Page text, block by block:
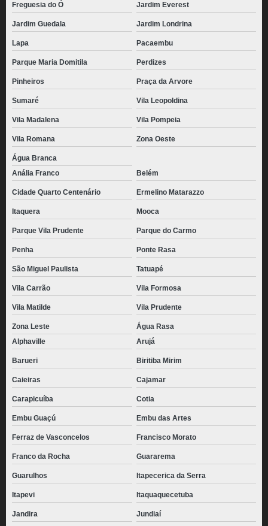
Freguesia do Ó Jardim Everest
Jardim Guedala Jardim Londrina
Lapa Pacaembu
Parque Maria Domitila Perdizes
Pinheiros Praça da Arvore
Sumaré Vila Leopoldina
Vila Madalena Vila Pompeia
Vila Romana Zona Oeste
Água Branca
Anália Franco
Belém
Cidade Quarto Centenário Ermelino Matarazzo
Itaquera Mooca
Parque Vila Prudente Parque do Carmo
Penha Ponte Rasa
São Miguel Paulista Tatuapé
Vila Carrão Vila Formosa
Vila Matilde Vila Prudente
Zona Leste
Água Rasa
Alphaville
Arujá
Barueri Biritiba Mirim
Caieiras Cajamar
Carapicuíba Cotia
Embu Guaçú Embu das Artes
Ferraz de Vasconcelos Francisco Morato
Franco da Rocha Guararema
Guarulhos Itapecerica da Serra
Itapevi Itaquaquecetuba
Jandira Jundiaí